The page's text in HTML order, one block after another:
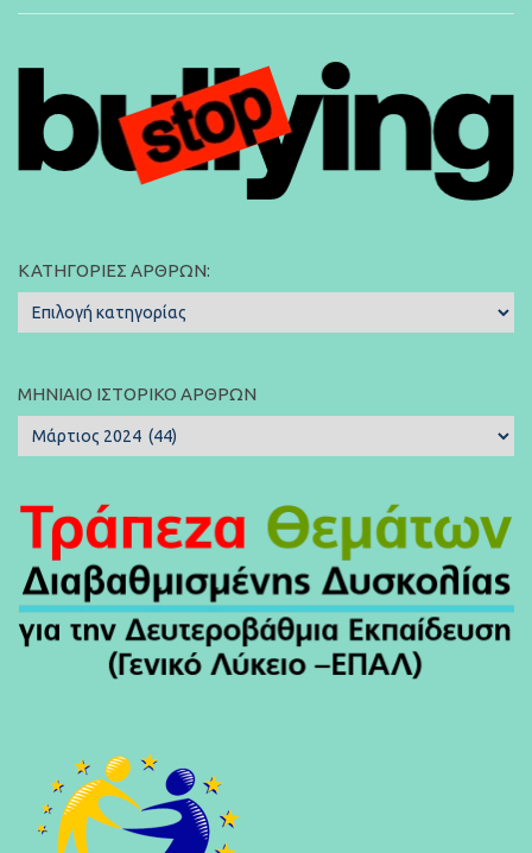
ΚΑΤΗΓΟΡΊΕΣ ΆΡΘΡΩΝ:
Κατηγορίες
Άρθρων:
ΜΗΝΙΑΊΟ ΙΣΤΟΡΙΚΌ ΆΡΘΡΩΝ
Μηνιαίο
Ιστορικό